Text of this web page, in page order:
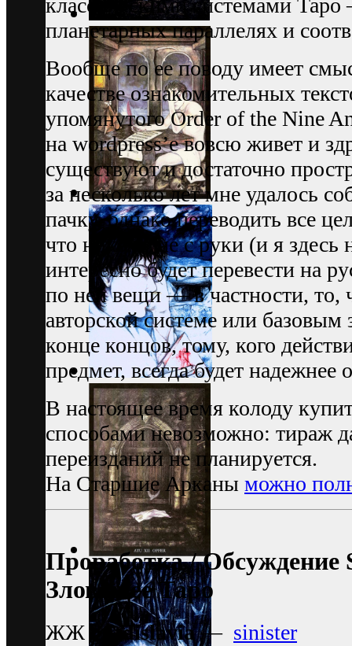
планетарных параллелях и
Вообще по ее поводу имеет
качестве ознакомительных
упомянутого Order of the Nine
на wordpress’е вовсю живет и
существуют и достаточно
за несколько лет мне удалось
пачку, однако переводить все
что никому не с руки (и я
интересно будет перевести на
по ней вещи — в частности, то,
авторской системе или
конце концов, тому, кого
предмет, всегда будет надежнее
В настоящее время колоду
способами невозможно: тираж
переизданий не планируется.
На Старшие Арканы можно
Проработка /
Зловещее Таро
ЖЖ gradislavia— sinister